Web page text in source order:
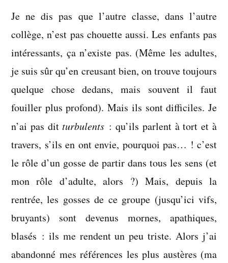
Je ne dis pas que l’autre classe, dans l’autre
collège, n’est pas chouette aussi. Les enfants pas
intéressants, ça n’existe pas. (Même les adultes,
je suis sûr qu’en creusant bien, on trouve toujours
quelque chose dedans, mais souvent il faut
fouiller plus profond). Mais ils sont difficiles. Je
n’ai pas ditturbulents : qu’ils parlent à tort et à
travers, s’ils en ont envie, pourquoi pas… ! c’est
le rôle d’un gosse de partir dans tous les sens (et
mon rôle d’adulte, alors ?) Mais, depuis la
rentrée, les gosses de ce groupe (jusqu’ici vifs,
bruyants) sont devenus mornes, apathiques,
blasés : ils me rendent un peu triste. Alors j’ai
abandonné mes références les plus austères (ma